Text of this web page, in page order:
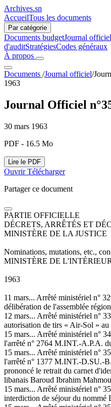
Archives.sn
AccueilTous les documents
Par catégorie
Documents budgetJournal officiel
d'auditStratégiesCodes généraux
À propos
Documents /Journal officiel/
1963
Journal Officiel
30 mars 1963
PDF - 16.5 Mo
Lire le PDF
OuvrirTélécharger
Partager ce document
PARTIE OFFICIELLE
DÉCRETS, ARRÊTÉS ET
MINISTÈRE DE LA JUSTICE
Nominations, mutations, etc.,
MINISTÈRE DE L'INTÉRIEUR
1963
11 mars... Arrêté ministériel n°
délibération de l'assemblée
12 mars... Arrêté ministériel n°
autorisation de tirs « Air-Sol »
15 mars... Arrêté ministériel n°
l'arrêté n° 2764 M.INT.-A.P.A.
15 mars... Arrêté ministériel n°
l'arrêté n° 1377 M.INT.-D.SU.-
prononcé le retrait du carnet
libanais Baroud Ibrahim
15 mars... Arrêté ministériel n°
interdiction de séjour du